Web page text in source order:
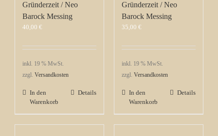
Gründerzeit / Neo
Barock Messing
40,00 €
inkl. 19 % MwSt.
zzgl. Versandkosten
In den
Warenkorb
Details
Gründerzeit / Neo
Barock Messing
35,00 €
inkl. 19 % MwSt.
zzgl. Versandkosten
In den
Warenkorb
Details